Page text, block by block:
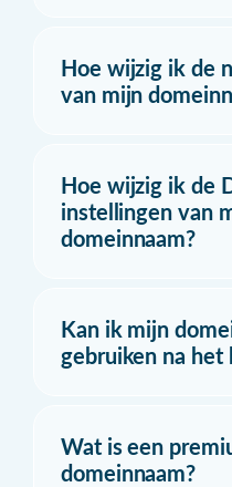
Hoe wijzig ik de
van mijn
Hoe wijzig ik de
instellingen van
domeinnaam?
Kan ik mijn
gebruiken na het
Wat is een
domeinnaam?